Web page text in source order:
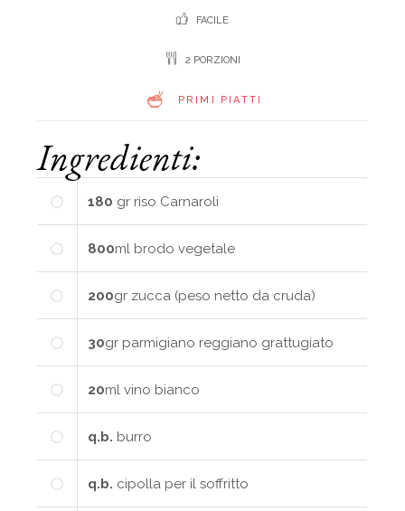
FACILE
2 PORZIONI
PRIMI PIATTI
Ingredienti:
180 gr riso Carnaroli
800ml brodo vegetale
200gr zucca (peso netto da cruda)
30gr parmigiano reggiano grattugiato
20ml vino bianco
q.b. burro
q.b. cipolla per il soffritto